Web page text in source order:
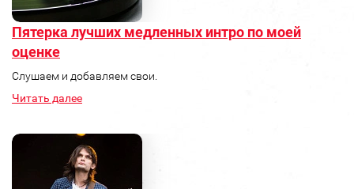
Пятерка лучших медленных интро по моей
оценке
Слушаем и добавляем свои.
Читать далее